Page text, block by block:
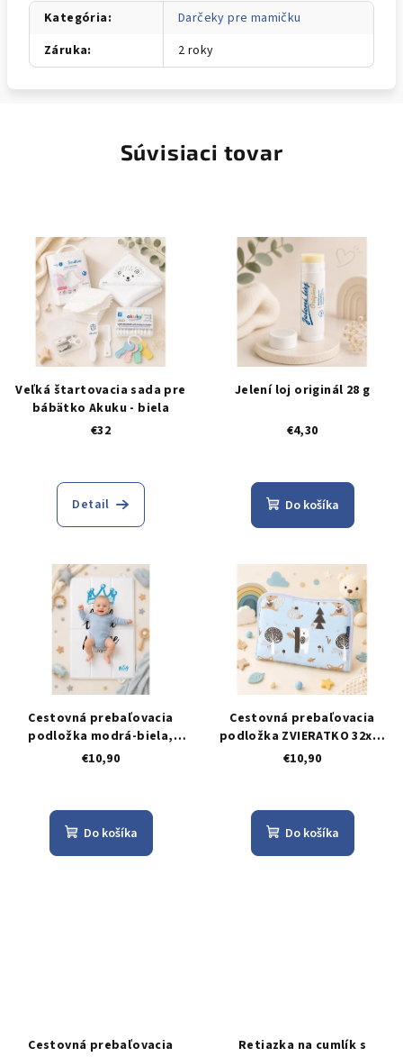
Kategória:
Darčeky pre mamičku
Záruka: 2 roky
Súvisiaci tovar
Veľká štartovacia sada pre
bábätko Akuku - biela
€32
Detail
Jelení loj originál 28 g
€4,30
Do košíka
Cestovná prebaľovacia
podložka modrá-biela,
60x40cm
€10,90
Do košíka
Cestovná prebaľovacia
podložka ZVIERATKO 32x60
cm
€10,90
Do košíka
Cestovná prebaľovacia
Retiazka na cumlík s